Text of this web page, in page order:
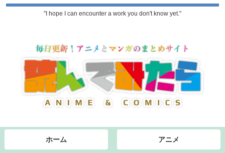
"I hope I can encounter a work you don't know yet."
ホーム アニメ